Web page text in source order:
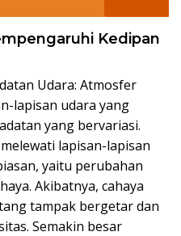
Kedipan
Udara: Atmosfer
lapisan udara yang
yang bervariasi.
lapisan-lapisan
yaitu perubahan
Akibatnya, cahaya
tampak bergetar dan
Semakin besar